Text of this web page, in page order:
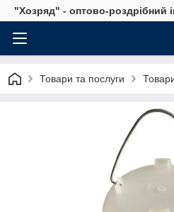
"Хозряд" - оптово-роздрібний
Товари та послуги